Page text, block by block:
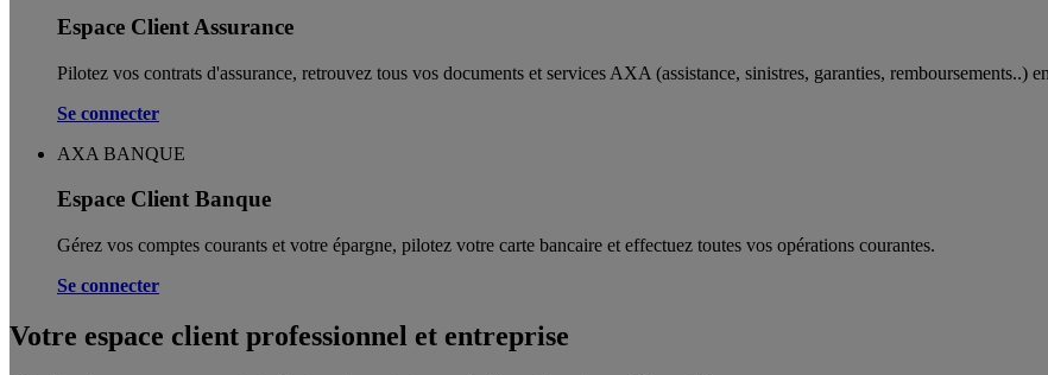
Espace Client Assurance
Pilotez vos contrats d'assurance, retrouvez tous vos documents et services AXA (assistance, sinistres, garanties, remboursements..)
Se connecter
AXA BANQUE
Espace Client Banque
Gérez vos comptes courants et votre épargne, pilotez votre carte bancaire et effectuez toutes vos opérations courantes.
Se connecter
Votre espace client professionnel et entreprise